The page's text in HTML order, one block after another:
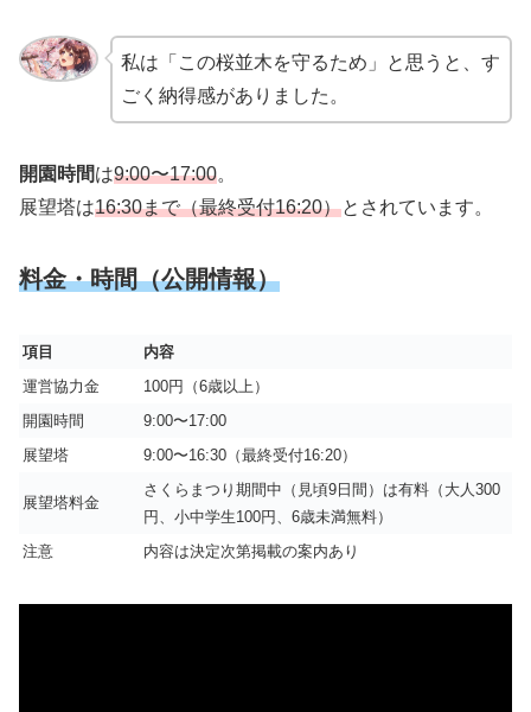
私は「この桜並木を守るため」と思うと、す
ごく納得感がありました。
開園時間は9:00〜17:00。
展望塔は16:30まで（最終受付16:20）とされています。
料金・時間（公開情報）
項目
内容
運営協力金
100円（6歳以上）
開園時間
9:00〜17:00
展望塔
9:00〜16:30（最終受付16:20）
展望塔料金
さくらまつり期間中（見頃9日間）は有料（大人300
円、小中学生100円、6歳未満無料）
注意
内容は決定次第掲載の案内あり